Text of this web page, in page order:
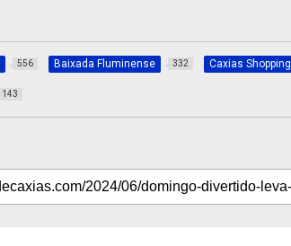
556 Baixada Fluminense 332 Caxias Shopping
143